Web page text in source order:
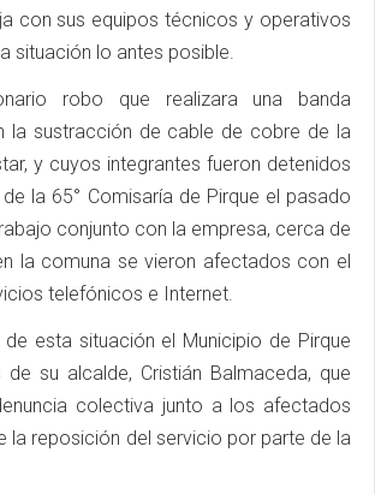
con sus equipos técnicos y operativos
situación lo antes posible.
robo que realizara una banda
la sustracción de cable de cobre de la
y cuyos integrantes fueron detenidos
la 65° Comisaría de Pirque el pasado
conjunto con la empresa, cerca de
la comuna se vieron afectados con el
telefónicos e Internet.
esta situación el Municipio de Pirque
su alcalde, Cristián Balmaceda, que
colectiva junto a los afectados
la reposición del servicio por parte de la